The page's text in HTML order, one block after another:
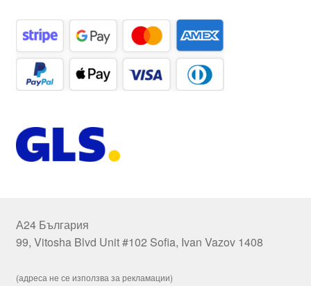
А24 България
99, Vitosha Blvd Unit #102 Sofia, Ivan Vazov 1408
(адреса не се използва за рекламации)